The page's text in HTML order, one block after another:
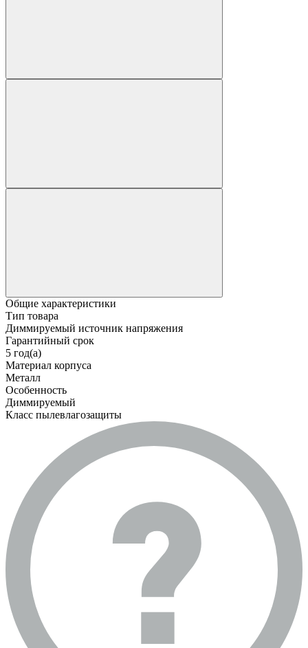
Общие характеристики
Тип товара
Диммируемый источник напряжения
Гарантийный срок
5 год(а)
Материал корпуса
Металл
Особенность
Диммируемый
Класс пылевлагозащиты